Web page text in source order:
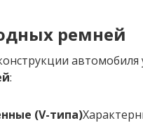
ремней
:
(V-типа)